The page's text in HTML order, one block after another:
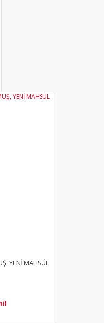
YENİ MAHSÜL